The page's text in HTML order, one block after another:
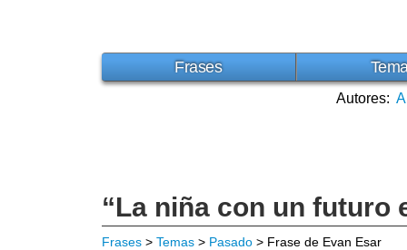
Frases
Autores: A
“La niña con un futuro
Frases > Temas > Pasado > Frase de Evan Esar